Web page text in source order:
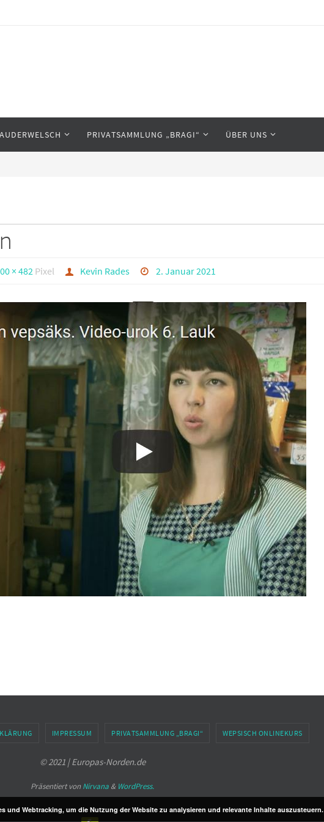
PRIVATSAMMLUNG „BRAGI“ ÜBER UNS
× 482 Pixel Kevin Rades 2. Januar 2021
IMPRESSUM PRIVATSAMMLUNG „BRAGI“ WEPSISCH ONLINEKURS
© 2021 | Europas-Norden.de
Präsentiert von Nirvana & WordPress.
und Webtracking, um die Nutzung der Website zu analysieren und relevante Inhalte auszusteuern.